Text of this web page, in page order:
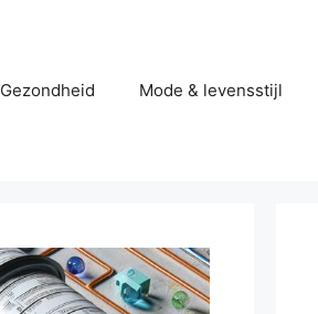
Gezondheid Mode & levensstijl